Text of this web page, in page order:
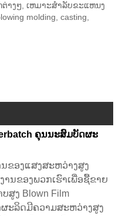
າງໆ, ເຫມາະສໍາລັບຂະແຫນງ
molding, casting,
ຄຸນ​ນະ​ສົມ​ບັດ​ຜະ​
ຂອງແສງສະຫວ່າງສູງ
ານຂອງພວກເຮົາເພື່ອຊື້ຂາຍ
ສູງ Blown Film
ຜະລິດມີຄວາມສະຫວ່າງສູງ